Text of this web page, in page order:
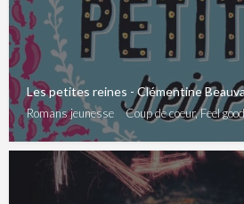
Les petites reines - Clémentine
Romans jeunesse Coup de coeur, Feel